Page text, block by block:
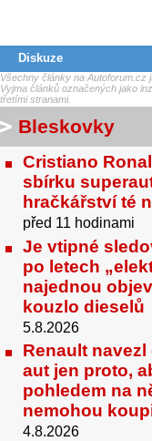
Diskuze
Všechny články na Autoforum.cz
Vyjma článků označených jako
třetími stranami.
Bleskovky
Cristiano
sbírku
hračkářství té
před 11 hodinami
Je vtipné
po letech
najednou
kouzlo dieselů
5.8.2026
Renault
aut jen proto,
pohledem na
nemohou
4.8.2026